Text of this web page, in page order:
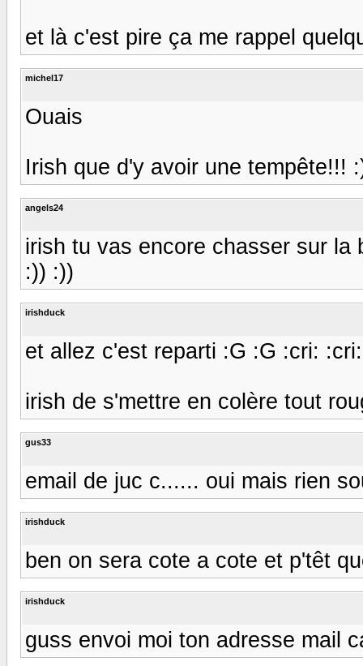
et là c'est pire ça me rappel
michel17
Ouais
Irish que d'y avoir une tempête!!!
angels24
irish tu vas encore chasser sur
:)) :))
irishduck
et allez c'est reparti :G :G :cri:
irish de s'mettre en colère tout
gus33
email de juc c...... oui mais rien
irishduck
ben on sera cote a cote et p'têt
irishduck
guss envoi moi ton adresse mail